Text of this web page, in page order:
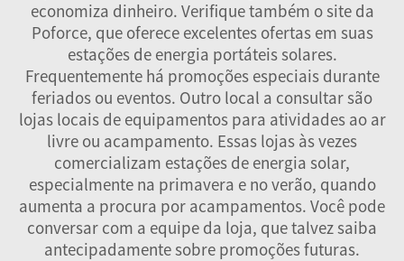
economiza dinheiro. Verifique também o site da
Poforce, que oferece excelentes ofertas em suas
estações de energia portáteis solares.
Frequentemente há promoções especiais durante
feriados ou eventos. Outro local a consultar são
lojas locais de equipamentos para atividades ao ar
livre ou acampamento. Essas lojas às vezes
comercializam estações de energia solar,
especialmente na primavera e no verão, quando
aumenta a procura por acampamentos. Você pode
conversar com a equipe da loja, que talvez saiba
antecipadamente sobre promoções futuras.